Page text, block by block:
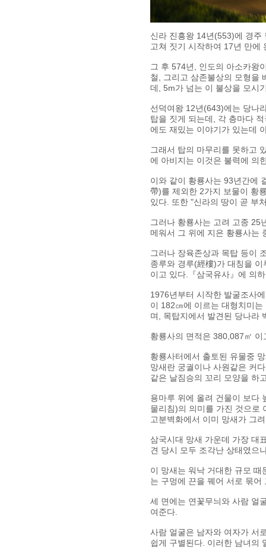
신라 진흥왕 14년(553)에 경주
고쳐 짓기 시작하여 17년 만에
그 후 574년, 인도의 아소카왕
철, 그리고 삼존불상의 모형을
데, 5m가 넘는 이 불상을 모시
선덕여왕 12년(643)에는 당나
탑을 짓게 되는데, 각 층마다
에도 재밌는 이야기가 있는데
그래서 탑의 마무리를 못하고
에 아비지는 이것은 불력에 의
이와 같이 황룡사는 93년간에
帶)를 제외한 2가지 보물이 황
있다. 또한 "신라의 땅이 곧 부
그러나 황룡사는 고려 고종 25
메워서 그 위에 지은 황룡사는
그러나 장육존상과 목탑 등이
종루와 경루(經樓)가 대칭을
이고 있다.『삼국유사』에 의
1976년부터 시작한 발굴조사
이 182㎝에 이르는 대형치미
며, 목탑지에서 발견된 당나라
황룡사의 면적은 380,087㎡
황룡사터에서 출토된 유물중
망새란 궁궐이나 사원같은 커
같은 날짐승의 꼬리 모양을 하
용마루 위에 올려 건물이 보다
물리침)의 의미를 가진 것으로
고분벽화에서 이미 망새가 그
삼국시대 망새 가운데 가장 대
견 당시 모두 조각난 상태였으
이 망새는 워낙 거대한 규모
는 구멍에 끈을 꿰어 서로 묶어
세 면에는 연꽃무늬와 사람 얼
여준다.
사람 얼굴은 남자와 여자가 서
쉽게 구별된다. 이러한 남녀의